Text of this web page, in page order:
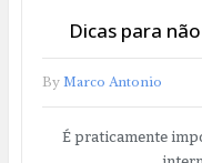
Dicas para
By Marco Antonio
É praticamente